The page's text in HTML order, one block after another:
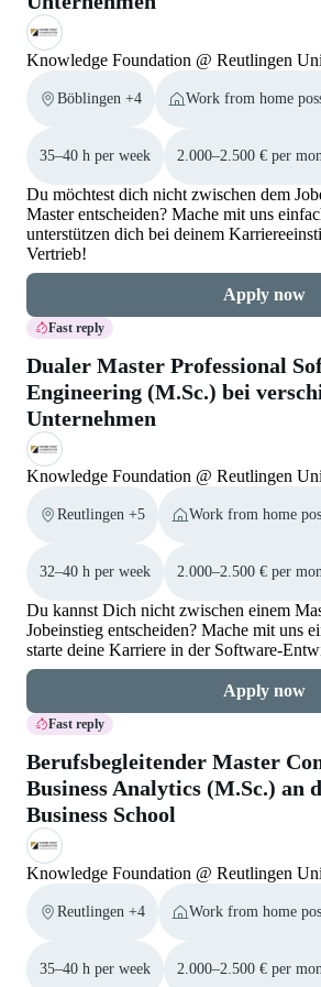
Knowledge Foundation @ Reutlingen
Böblingen +4 Work from home
35–40 h per week 2.000–2.500 € per
Du möchtest dich nicht zwischen dem
Master entscheiden? Mache mit uns
unterstützen dich bei deinem
Vertrieb!
Apply now
Fast reply
Dualer Master Professional
Engineering (M.Sc.) bei
Unternehmen
Knowledge Foundation @ Reutlingen
Reutlingen +5 Work from home
32–40 h per week 2.000–2.500 € per
Du kannst Dich nicht zwischen einem
Jobeinstieg entscheiden? Mache mit uns
starte deine Karriere in der Software-
Apply now
Fast reply
Berufsbegleitender Master
Business Analytics (M.Sc.) an
Business School
Knowledge Foundation @ Reutlingen
Reutlingen +4 Work from home
35–40 h per week 2.000–2.500 € per